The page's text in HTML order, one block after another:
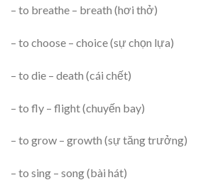
– to breathe – breath (hơi thở)
– to choose – choice (sự chọn lựa)
– to die – death (cái chết)
– to fly – flight (chuyến bay)
– to grow – growth (sự tăng trưởng)
– to sing – song (bài hát)